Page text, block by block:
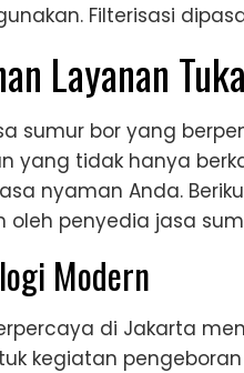
Filterisasi
Layanan
sumur bor yang
yang tidak hanya
nyaman Anda.
oleh penyedia jasa
Modern
di Jakarta
kegiatan